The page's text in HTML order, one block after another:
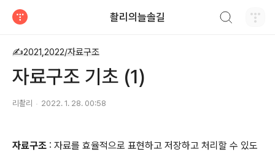
촬리의늘솔길
✍2021,2022/자료구조
자료구조 기초 (1)
리촬리 2022. 1. 28. 00:58
자료구조 : 자료를 효율적으로 표현하고 저장하고 처리할 수 있도